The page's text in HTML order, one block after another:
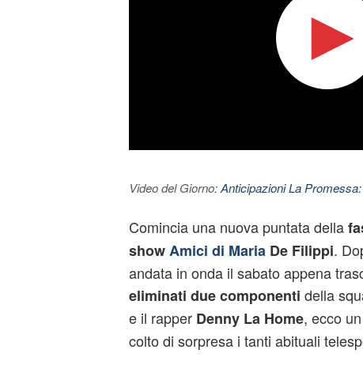
Video del Giorno:Anticipazioni La
Comincia una nuova puntata della
showAmici di MariaDe Filippi.
andata in onda il sabato appena
eliminati due componenti della
e il rapper Denny La Home, ecco
colto di sorpresa i tanti abituali